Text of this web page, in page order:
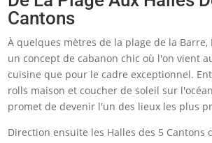
Cantons
À quelques mètres de la plage de la Barre,
un concept de cabanon chic où l'on vient
cuisine que pour le cadre exceptionnel.
rolls maison et coucher de soleil sur
promet de devenir l'un des lieux les plus
Direction ensuite les Halles des 5 Cantons